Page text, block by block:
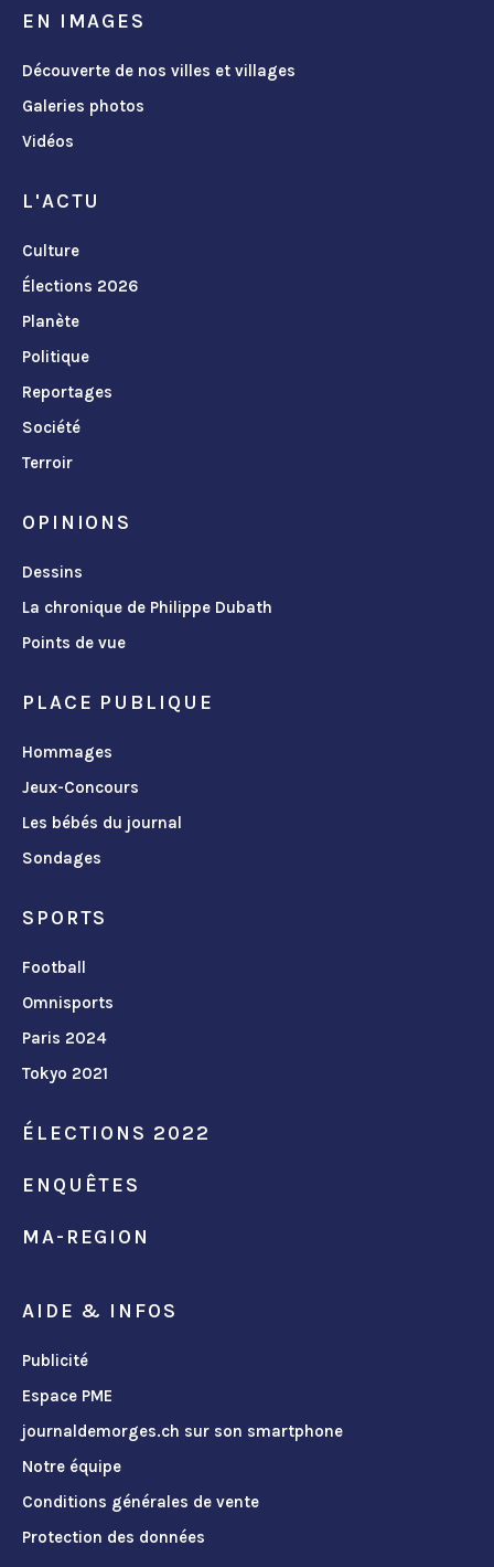
EN IMAGES
Découverte de nos villes et villages
Galeries photos
Vidéos
L'ACTU
Culture
Élections 2026
Planète
Politique
Reportages
Société
Terroir
OPINIONS
Dessins
La chronique de Philippe Dubath
Points de vue
PLACE PUBLIQUE
Hommages
Jeux-Concours
Les bébés du journal
Sondages
SPORTS
Football
Omnisports
Paris 2024
Tokyo 2021
ÉLECTIONS 2022
ENQUÊTES
MA-REGION
AIDE & INFOS
Publicité
Espace PME
journaldemorges.ch sur son smartphone
Notre équipe
Conditions générales de vente
Protection des données